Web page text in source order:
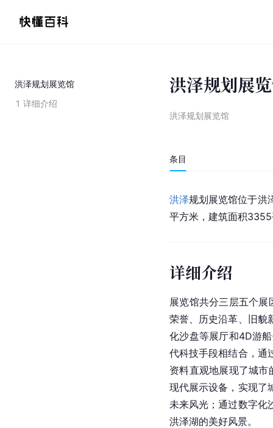
洪泽规划展览馆
1 详细介绍
洪泽规划展
洪泽规划展览馆
条目
洪泽规划展览馆位于洪
平方米，建筑面积
详细介绍
展览馆共分三层五个展
荣誉、历史沿革、旧貌
化沙盘等展厅和4D游
代科技手段相结合，通
资料直观地展现了城
现代展示设备，实现了
未来风光；通过数字化
洪泽湖的美好风景。